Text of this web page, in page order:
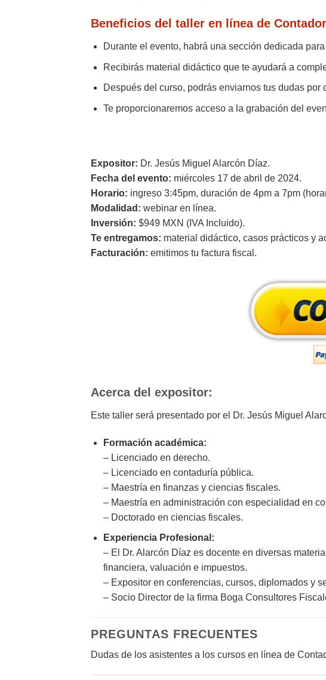
Beneficios del taller en línea de
Durante el evento, habrá una sección dedicada
Recibirás material didáctico que te ayudará a
Después del curso, podrás enviarnos tus dudas
Te proporcionaremos acceso a la grabación del
Expositor: Dr. Jesús Miguel Alarcón Díaz.
Fecha del evento: miércoles 17 de abril de 2024.
Horario: ingreso 3:45pm, duración de 4pm a 7pm
Modalidad: webinar en línea.
Inversión: $949 MXN (IVA Incluido).
Te entregamos: material didáctico, casos prácticos y
Facturación: emitimos tu factura fiscal.
Acerca del expositor:
Este taller será presentado por el Dr. Jesús Miguel
Formación académica:
– Licenciado en derecho.
– Licenciado en contaduría pública.
– Maestría en finanzas y ciencias fiscales.
– Maestría en administración con especialidad en
– Doctorado en ciencias fiscales.
Experiencia Profesional:
– El Dr. Alarcón Díaz es docente en diversas
financiera, valuación e impuestos.
– Expositor en conferencias, cursos, diplomados y
– Socio Director de la firma Boga Consultores
PREGUNTAS FRECUENTES
Dudas de los asistentes a los cursos en línea de